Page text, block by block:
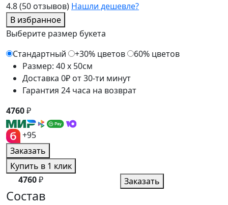
4.8(50 отзывов) Нашли дешевле?
В избранное
Выберите размер букета
Стандартный
+30% цветов
60% цветов
Размер: 40 x 50см
Доставка 0₽ от 30-ти минут
Гарантия 24 часа на возврат
4760₽
+95
Заказать
Купить в 1 клик
4760₽ Заказать
Состав